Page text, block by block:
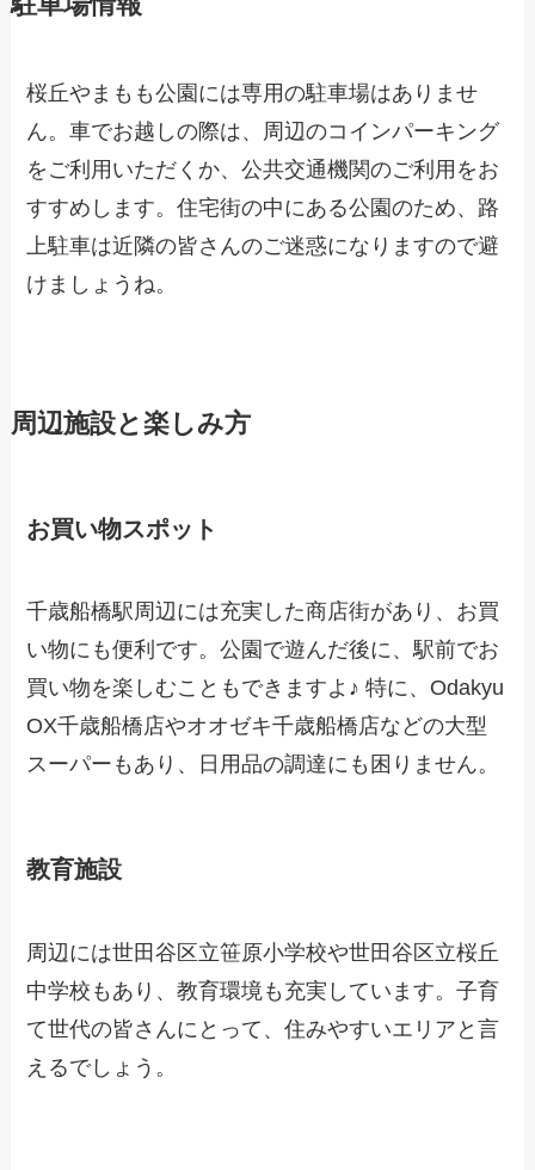
桜丘やまもも公園には専用の駐車場はありませ
ん。車でお越しの際は、周辺のコインパーキング
をご利用いただくか、公共交通機関のご利用をお
すすめします。住宅街の中にある公園のため、路
上駐車は近隣の皆さんのご迷惑になりますので避
けましょうね。
周辺施設と楽しみ方
お買い物スポット
千歳船橋駅周辺には充実した商店街があり、お買
い物にも便利です。公園で遊んだ後に、駅前でお
買い物を楽しむこともできますよ♪ 特に、Odakyu
OX千歳船橋店やオオゼキ千歳船橋店などの大型
スーパーもあり、日用品の調達にも困りません。
教育施設
周辺には世田谷区立笹原小学校や世田谷区立桜丘
中学校もあり、教育環境も充実しています。子育
て世代の皆さんにとって、住みやすいエリアと言
えるでしょう。